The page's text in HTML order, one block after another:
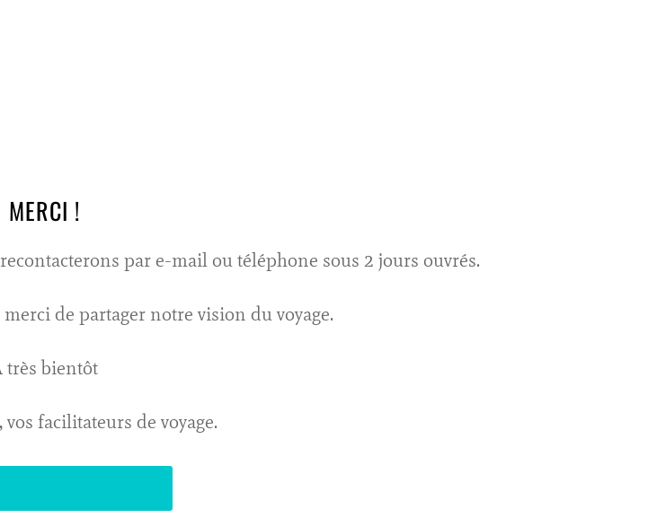
MERCI !
par e-mail ou téléphone sous 2 jours ouvrés.
de partager notre vision du voyage.
très bientôt
facilitateurs de voyage.